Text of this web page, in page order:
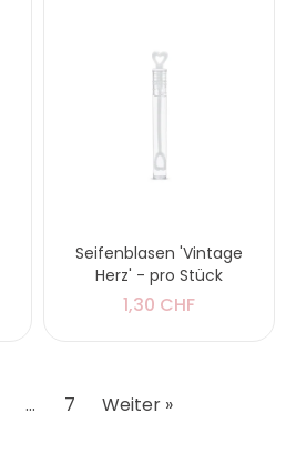
Seifenblasen 'Vintage
Herz' - pro Stück
1,30 CHF
… 7 Weiter »